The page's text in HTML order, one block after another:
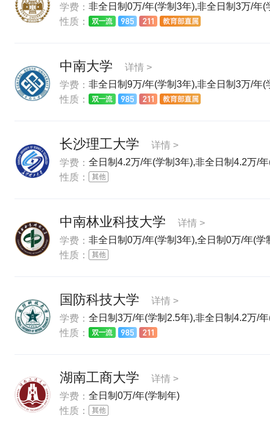
学费： 非全日制0万/年(学制3年),非全日制3万/年
性质：
中南大学
详情 >
学费： 非全日制9万/年(学制3年),非全日制3万/年
性质：
长沙理工大学
详情 >
学费： 全日制4.2万/年(学制3年),非全日制4.2万/
性质：
中南林业科技大学
详情 >
学费： 非全日制0万/年(学制3年),全日制0万/年(
性质：
国防科技大学
详情 >
学费： 全日制3万/年(学制2.5年),非全日制4.2万/
性质：
湖南工商大学
详情 >
学费： 全日制0万/年(学制年)
性质：